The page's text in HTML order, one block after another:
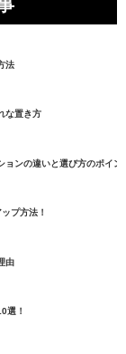
法
な置き方
ョンの違いと選び方のポイン
プ方法！
由
選！